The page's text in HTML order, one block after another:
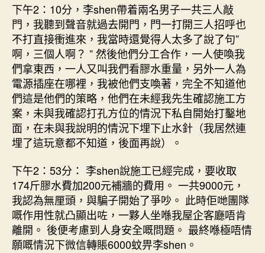
下午2：10分，李shen帶着兩名男子一共三人敲
門，我聽到聲音就過去開門，門一打開三人招呼也
不打直接衝進來，我當時還覺得人太多了說了句”
啊，三個人啊？ ” 然後他們分工合作，一人使喚我
們拿東西，一人又叫我們看膠水重量，另外一人為
電源插座在哪裡，我被他們支喚著，完全不知道他
們這是他們的策略，他們在未經我先生確認施工方
案，未與我確認打孔方位的情況下私自開始打鑿地
面，在未與我說明的情況下埋下止水針（我居然連
埋了這玩意都不知道，後面再說）。
下午2：53分： 李shen說施工已經完成，要收取
174斤膠水費加200元補牆的費用。 一共9000元，
我認為無厘頭，與騙子開始了爭吵。 此時佢哋團隊
嘅作用性就凸顯出咗，一夥人坐喺我屋企客廳唔肯
離開。 後便考慮到人身安全嘅問題。 最終喺極唔情
願嘅情況下微信轉賬6000蚊畀李shen。